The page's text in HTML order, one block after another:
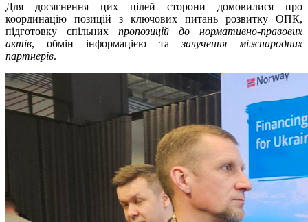
Для досягнення цих цілей сторони домовилися про
координацію позицій з ключових питань розвитку ОПК,
підготовку спільних пропозицій до нормативно-правових
актів, обмін інформацією тазалучення міжнародних
партнерів.